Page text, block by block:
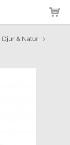
Djur & Natur